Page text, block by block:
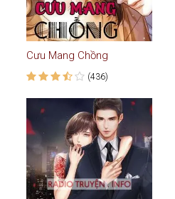
Cưu Mang Chồng
(436)